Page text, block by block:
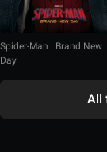
Spider-Man : Brand New
Day
All